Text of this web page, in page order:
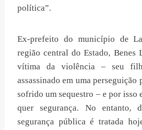
política”.
Ex-prefeito do município de
região central do Estado, Benes
vítima da violência – seu
assassinado em uma
sofrido um sequestro – e por isso
quer segurança. No entanto,
segurança pública é tratada